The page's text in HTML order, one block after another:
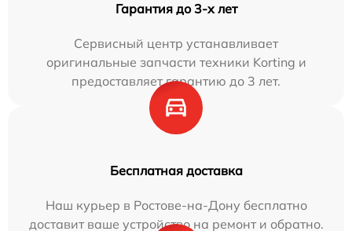
Гарантия до 3-х лет
Сервисный центр устанавливает
оригинальные запчасти техники Korting и
предоставляет гарантию до 3 лет.
Бесплатная доставка
Наш курьер в Ростове-на-Дону бесплатно
доставит ваше устройство на ремонт и обратно.